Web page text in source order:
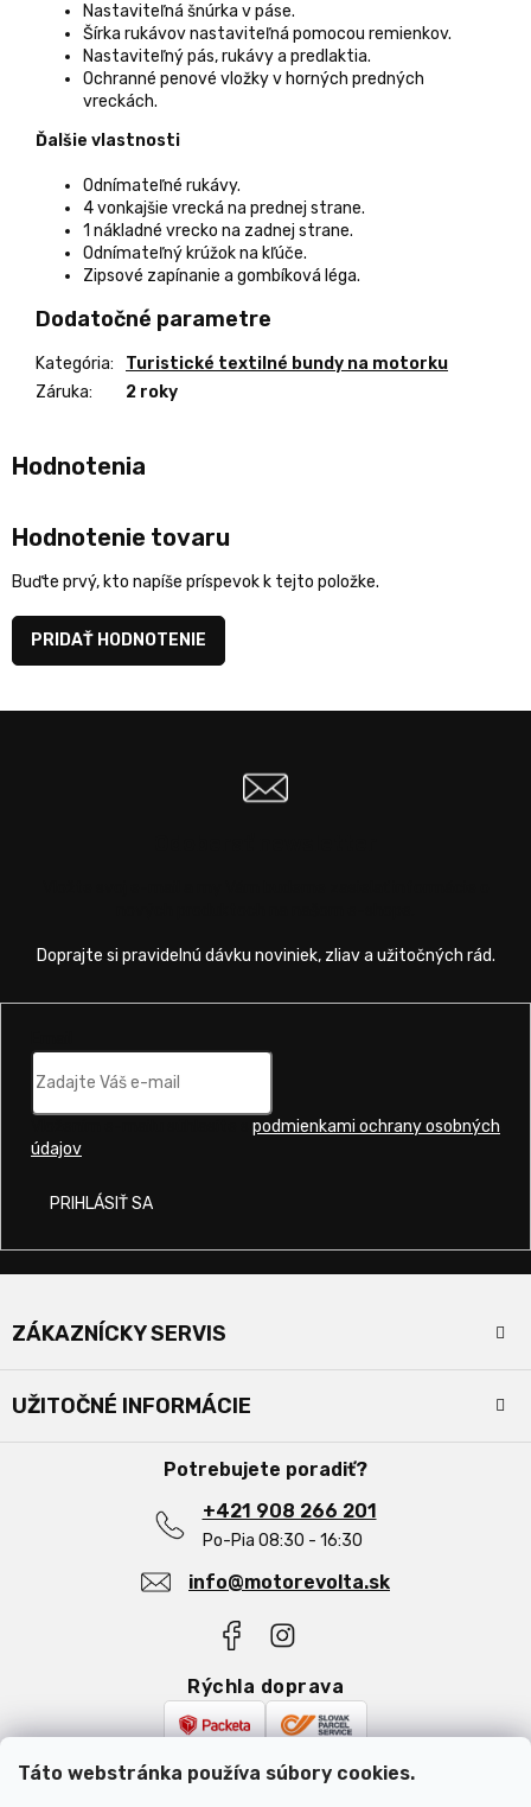
Táto webstránka používa súbory cookies.
Nastaviteľná šnúrka v páse.
Šírka rukávov nastaviteľná pomocou remienkov.
Nastaviteľný pás, rukávy a predlaktia.
Ochranné penové vložky v horných predných
vreckách.
Ďalšie vlastnosti
Odnímateľné rukávy.
4 vonkajšie vrecká na prednej strane.
1 nákladné vrecko na zadnej strane.
Odnímateľný krúžok na kľúče.
Zipsové zapínanie a gombíková léga.
Dodatočné parametre
Kategória:
Turistické textilné bundy na motorku
Záruka: 2 roky
Hodnotenie tovaru
Buďte prvý, kto napíše príspevok k tejto položke.
PRIDAŤ HODNOTENIE
podmienkami ochrany osobných
údajov
PRIHLÁSIŤ SA
ä
e
ZÁKAZNÍCKY SERVIS
Doprava a platba
Obchodné podmienky
Podmienky ochrany osobných údajov
Reklamácia a vrátenie tovaru
UŽITOČNÉ INFORMÁCIE
Potrebujete poradiť?
+421 908 266 201
Po-Pia 08:30 - 16:30
info@motorevolta.sk
Rýchla doprava
Bezpečná platba